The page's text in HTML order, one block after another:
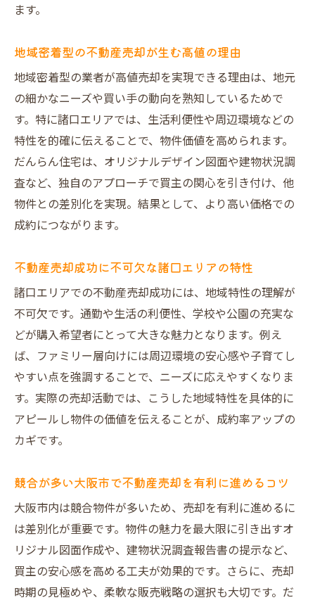
手法
売却戦略で差がつく不動産売却成功のポイ
ント
不動産売却を考えるなら押さえたいポイント
不動産売却の流れと事前準備の重要性を解
説
査定額だけで決めない不動産売却の見極め
方
仲介と買取の不動産売却メリット比較
意点
だんらん住宅が注力する安心の売却サポー
ト
不動産売却後も安心できる情報収集のコツ
高値売却を目指すための具体的な方法解説
不動産売却で高値を狙う販売戦略とは
物件の魅力を最大限伝える不動産売却の工
ト
大阪市における買取業者との上手な活用方
法
だんらん住宅独自のサポートで高値売却実
現
ます。
地域密着型の不動産売却が生む高値の理由
地域密着型の業者が高値売却を実現できる理由は、地元
の細かなニーズや買い手の動向を熟知しているためで
す。特に諸口エリアでは、生活利便性や周辺環境などの
特性を的確に伝えることで、物件価値を高められます。
だんらん住宅は、オリジナルデザイン図面や建物状況調
査など、独自のアプローチで買主の関心を引き付け、他
物件との差別化を実現。結果として、より高い価格での
成約につながります。
不動産売却成功に不可欠な諸口エリアの特性
諸口エリアでの不動産売却成功には、地域特性の理解が
不可欠です。通勤や生活の利便性、学校や公園の充実な
どが購入希望者にとって大きな魅力となります。例え
ば、ファミリー層向けには周辺環境の安心感や子育てし
やすい点を強調することで、ニーズに応えやすくなりま
す。実際の売却活動では、こうした地域特性を具体的に
アピールし物件の価値を伝えることが、成約率アップの
カギです。
競合が多い大阪市で不動産売却を有利に進めるコツ
大阪市内は競合物件が多いため、売却を有利に進めるに
は差別化が重要です。物件の魅力を最大限に引き出すオ
リジナル図面作成や、建物状況調査報告書の提示など、
買主の安心感を高める工夫が効果的です。さらに、売却
時期の見極めや、柔軟な販売戦略の選択も大切です。だ